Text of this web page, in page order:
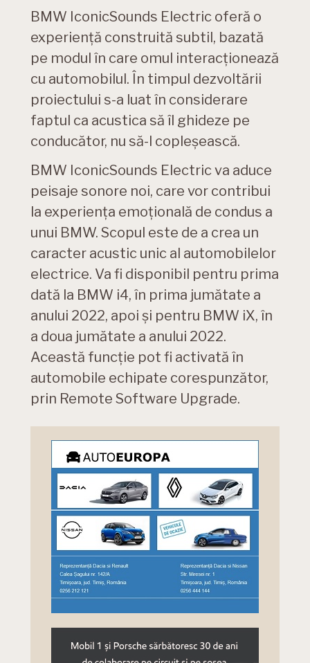
BMW IconicSounds Electric oferă o
experienţă construită subtil, bazată
pe modul în care omul interacţionează
cu automobilul. În timpul dezvoltării
proiectului s-a luat în considerare
faptul ca acustica să îl ghideze pe
conducător, nu să-l copleşească.
BMW IconicSounds Electric va aduce
peisaje sonore noi, care vor contribui
la experienţa emoţională de condus a
unui BMW. Scopul este de a crea un
caracter acustic unic al automobilelor
electrice. Va fi disponibil pentru prima
dată la BMW i4, în prima jumătate a
anului 2022, apoi şi pentru BMW iX, în
a doua jumătate a anului 2022.
Această funcție pot fi activată în
automobile echipate corespunzător,
prin Remote Software Upgrade.